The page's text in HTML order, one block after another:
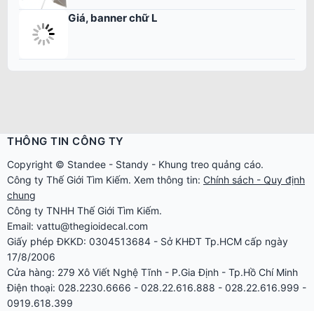
Giá, banner chữ L
THÔNG TIN CÔNG TY
Copyright ©
Công ty Thế Giới Tìm Kiếm. Xem thông tin:
chung
Công ty TNHH Thế Giới Tìm Kiếm.
Email: vattu@thegioidecal.com
Giấy phép ĐKKD: 0304513684 - Sở KHĐT Tp.HCM cấp ngày
17/8/2006
Cửa hàng: 279 Xô Viết Nghệ Tĩnh - P.Gia Định - Tp.Hồ Chí Minh